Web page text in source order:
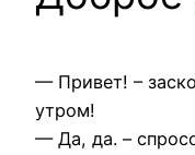
— Привет! –
утром!
— Да, да. –